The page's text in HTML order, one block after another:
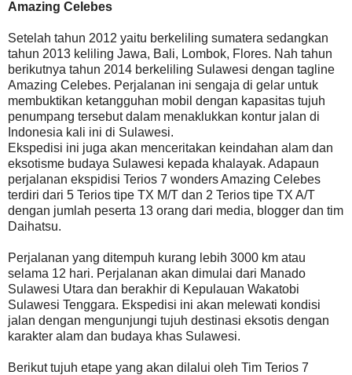
Amazing Celebes
Setelah tahun 2012 yaitu berkeliling sumatera sedangkan
tahun 2013 keliling Jawa, Bali, Lombok, Flores. Nah tahun
berikutnya tahun 2014 berkeliling Sulawesi dengan tagline
Amazing Celebes. Perjalanan ini sengaja di gelar untuk
membuktikan ketangguhan mobil dengan kapasitas tujuh
penumpang tersebut dalam menaklukkan kontur jalan di
Indonesia kali ini di Sulawesi.
Ekspedisi ini juga akan menceritakan keindahan alam dan
eksotisme budaya Sulawesi kepada khalayak. Adapaun
perjalanan ekspidisi Terios 7 wonders Amazing Celebes
terdiri dari 5 Terios tipe TX M/T dan 2 Terios tipe TX A/T
dengan jumlah peserta 13 orang dari media, blogger dan tim
Daihatsu.
Perjalanan yang ditempuh kurang lebih 3000 km atau
selama 12 hari. Perjalanan akan dimulai dari Manado
Sulawesi Utara dan berakhir di Kepulauan Wakatobi
Sulawesi Tenggara. Ekspedisi ini akan melewati kondisi
jalan dengan mengunjungi tujuh destinasi eksotis dengan
karakter alam dan budaya khas Sulawesi.
Berikut tujuh etape yang akan dilalui oleh Tim Terios 7